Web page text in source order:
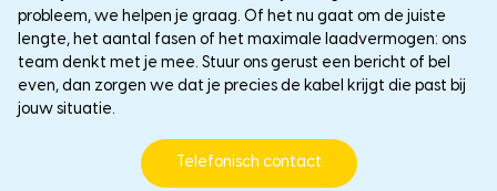
probleem, we helpen je graag. Of het nu gaat om de juiste
lengte, het aantal fasen of het maximale laadvermogen: ons
team denkt met je mee. Stuur ons gerust een bericht of bel
even, dan zorgen we dat je precies de kabel krijgt die past bij
jouw situatie.
Telefonisch contact